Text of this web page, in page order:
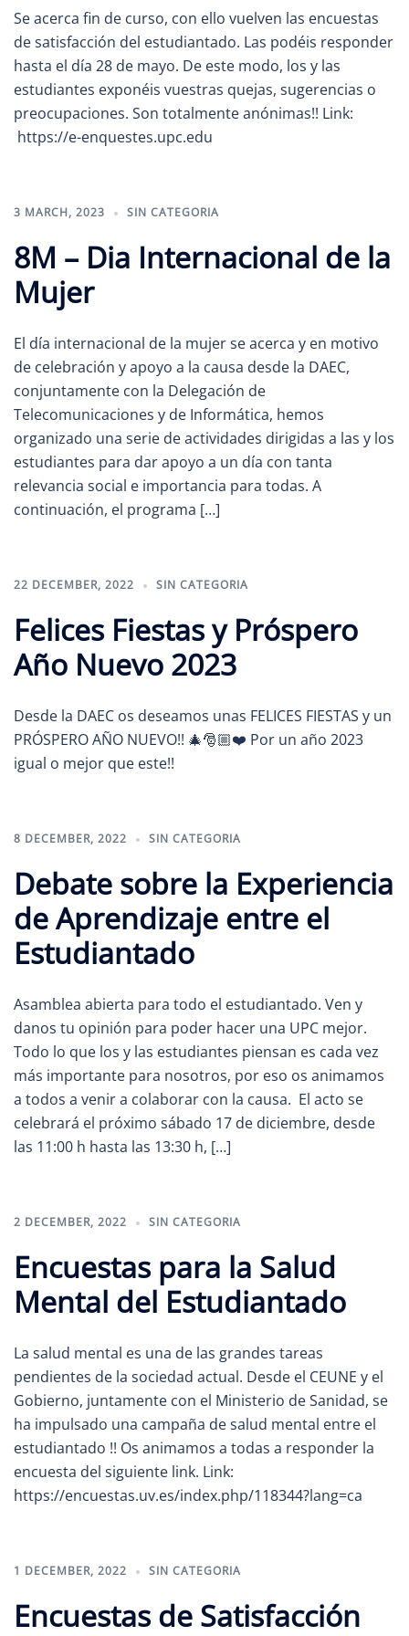
Se acerca fin de curso, con ello vuelven las encuestas
de satisfacción del estudiantado. Las podéis responder
hasta el día 28 de mayo. De este modo, los y las
estudiantes exponéis vuestras quejas, sugerencias o
preocupaciones. Son totalmente anónimas!! Link:
https://e-enquestes.upc.edu
3 MARCH, 2023 SIN CATEGORIA
8M – Dia Internacional de la
Mujer
El día internacional de la mujer se acerca y en motivo
de celebración y apoyo a la causa desde la DAEC,
conjuntamente con la Delegación de
Telecomunicaciones y de Informática, hemos
organizado una serie de actividades dirigidas a las y los
estudiantes para dar apoyo a un día con tanta
relevancia social e importancia para todas. A
continuación, el programa […]
22 DECEMBER, 2022 SIN CATEGORIA
Felices Fiestas y Próspero
Año Nuevo 2023
Desde la DAEC os deseamos unas FELICES FIESTAS y un
PRÓSPERO AÑO NUEVO!! 🎄🎅🏼❤️ Por un año 2023
igual o mejor que este!!
8 DECEMBER, 2022 SIN CATEGORIA
Debate sobre la Experiencia
de Aprendizaje entre el
Estudiantado
Asamblea abierta para todo el estudiantado. Ven y
danos tu opinión para poder hacer una UPC mejor.
Todo lo que los y las estudiantes piensan es cada vez
más importante para nosotros, por eso os animamos
a todos a venir a colaborar con la causa. El acto se
celebrará el próximo sábado 17 de diciembre, desde
las 11:00 h hasta las 13:30 h, […]
2 DECEMBER, 2022 SIN CATEGORIA
Encuestas para la Salud
Mental del Estudiantado
La salud mental es una de las grandes tareas
pendientes de la sociedad actual. Desde el CEUNE y el
Gobierno, juntamente con el Ministerio de Sanidad, se
ha impulsado una campaña de salud mental entre el
estudiantado !! Os animamos a todas a responder la
encuesta del siguiente link. Link:
https://encuestas.uv.es/index.php/118344?lang=ca
1 DECEMBER, 2022 SIN CATEGORIA
Encuestas de Satisfacción